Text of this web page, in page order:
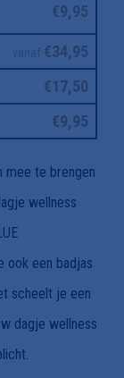
€9,95
€34,95
€17,50
€9,95
mee te brengen
wellness
ook een badjas
scheelt je een
dagje wellness